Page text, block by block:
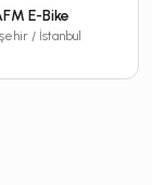
E-Bike
/ İstanbul